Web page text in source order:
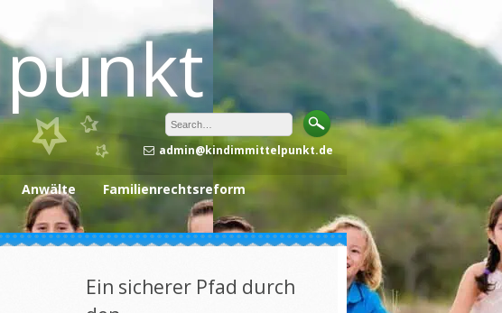
admin@kindimmittelpunkt.de
Anwälte
Familienrechtsreform
Ein sicherer Pfad durch